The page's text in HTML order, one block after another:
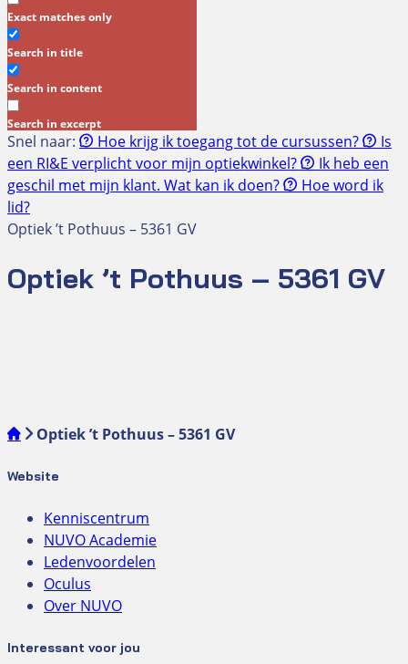
Exact matches only
Search in title
Search in content
Search in excerpt
Snel naar: Hoe krijg ik toegang tot de cursussen?
Is
een RI&E verplicht voor mijn optiekwinkel?
Ik heb een
geschil met mijn klant. Wat kan ik doen?
Hoe word ik
lid?
Optiek ’t Pothuus – 5361 GV
Optiek ’t Pothuus – 5361 GV
Optiek ’t Pothuus – 5361 GV
Website
Kenniscentrum
NUVO Academie
Ledenvoordelen
Oculus
Over NUVO
Interessant voor jou